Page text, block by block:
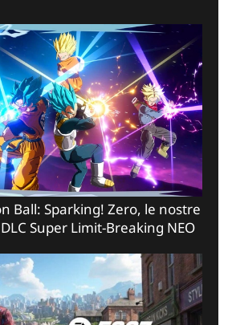
Ball: Sparking! Zero, le nostre
Super Limit-Breaking NEO